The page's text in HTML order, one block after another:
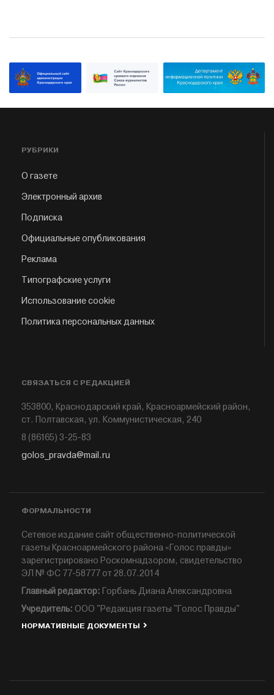
РУБРИКИ
О газете
Электронный архив
Подписка
Официальные опубликования
Реклама
Типографские услуги
Использование cookie
Политика персональных данных
СВЯЗАТЬСЯ С РЕДАКЦИЕЙ
353800, Краснодарский край, Красноармейский район,
ст. Полтавская, ул. Коммунистическая, 240
8 (86165) 3-25-83
golos_pravda@mail.ru
ФОРМАЛЬНОСТИ
Сетевое издание сайт общественно-политической
газеты Красноармейского района «Голос правды»
зарегистрировано Роскомнадзором, свидетельство
ЭЛ № ФС 77-58777 от 28.07.2014
Главный редактор: Горбань Диана Александровна
Учредитель: ООО "Редакция газеты "Голос Правды"
НОРМАТИВНЫЕ ДОКУМЕНТЫ